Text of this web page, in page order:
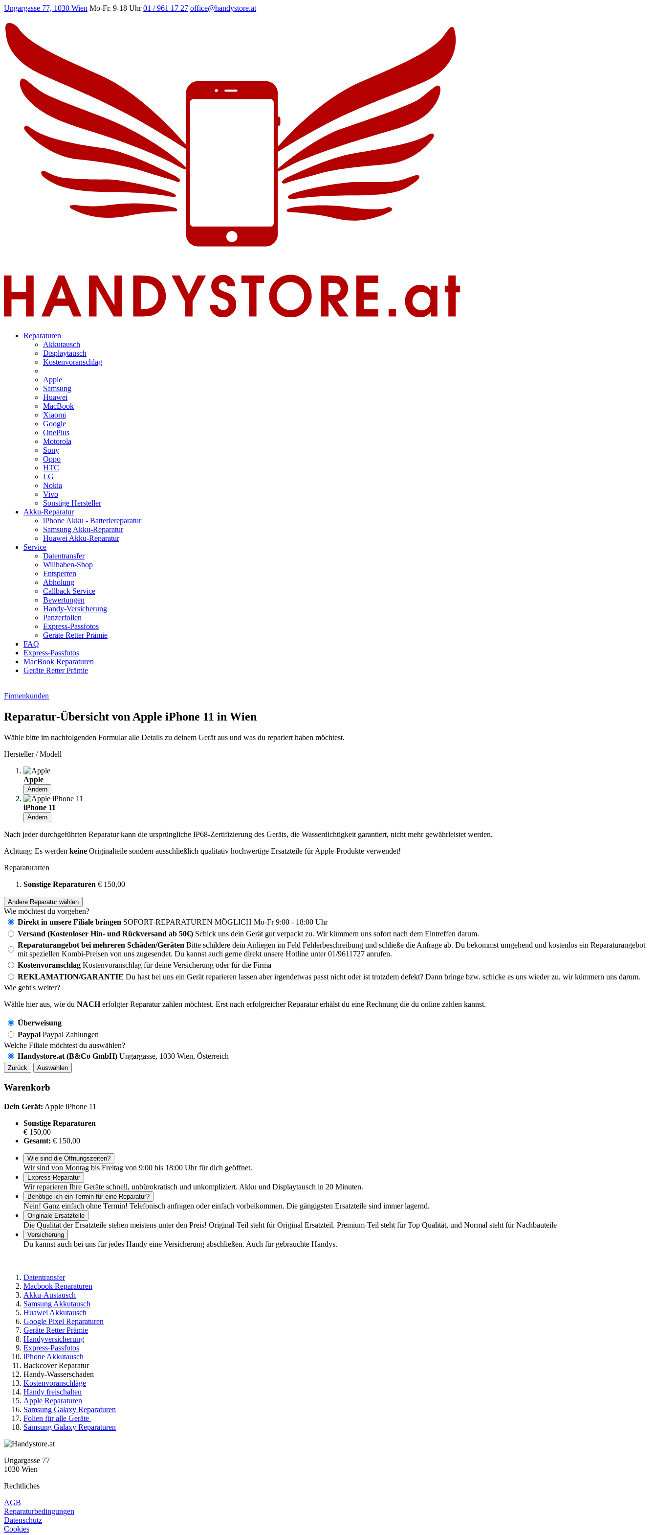
Ungargasse 77, 1030 Wien Mo-Fr. 9-18 Uhr 01 / 961 17 27 office@handystore.at
Reparaturen
Akkutausch
Displaytausch
Kostenvoranschlag
Apple
Samsung
Huawei
MacBook
Xiaomi
Google
OnePlus
Motorola
Sony
Oppo
HTC
LG
Nokia
Vivo
Sonstige Hersteller
Akku-Reparatur
iPhone Akku - Batteriereparatur
Samsung Akku-Reparatur
Huawei Akku-Reparatur
Service
Datentransfer
Willhaben-Shop
Entsperren
Abholung
Callback Service
Bewertungen
Handy-Versicherung
Panzerfolien
Express-Passfotos
Geräte Retter Prämie
FAQ
Express-Passfotos
MacBook Reparaturen
Geräte Retter Prämie
Firmenkunden
Reparatur-Übersicht von Apple iPhone 11 in Wien
Wähle bitte im nachfolgenden Formular alle Details zu deinem Gerät aus und was du repariert haben möchtest.
Hersteller / Modell
Apple
Ändern
iPhone 11
Ändern
Nach jeder durchgeführten Reparatur kann die ursprüngliche IP68-Zertifizierung des Geräts, die Wasserdichtigkeit garantiert, nicht mehr gewährleistet werden.
Achtung: Es werden keine Originalteile sondern ausschließlich qualitativ hochwertige Ersatzteile für Apple-Produkte verwendet!
Reparaturarten
Sonstige Reparaturen € 150,00
Andere Reparatur wählen
Wie möchtest du vorgehen?
Direkt in unsere Filiale bringen SOFORT-REPARATUREN MÖGLICH Mo-Fr 9:00 - 18:00 Uhr
Versand (Kostenloser Hin- und Rückversand ab 50€) Schick uns dein Gerät gut verpackt zu. Wir kümmern uns sofort nach dem Eintreffen darum.
Reparaturangebot bei mehreren Schäden/Geräten Bitte schildere dein Anliegen im Feld Fehlerbeschreibung und schließe die Anfrage ab. Du bekommst umgehend und kostenlos ein Reparaturangebot
mit speziellen Kombi-Preisen von uns zugesendet. Du kannst auch gerne direkt unsere Hotline unter 01/9611727 anrufen.
Kostenvoranschlag Kostenvoranschlag für deine Versicherung oder für die Firma
REKLAMATION/GARANTIE Du hast bei uns ein Gerät reparieren lassen aber irgendetwas passt nicht oder ist trotzdem defekt? Dann bringe bzw. schicke es uns wieder zu, wir kümmern uns darum.
Wie geht's weiter?
Wähle hier aus, wie du NACHerfolgter Reparatur zahlen möchtest. Erst nach erfolgreicher Reparatur erhälst du eine Rechnung die du online zahlen kannst.
Überweisung
Paypal Paypal Zahlungen
Welche Filiale möchtest du auswählen?
Handystore.at (B&Co GmbH) Ungargasse, 1030 Wien, Österreich
Zurück Auswählen
Warenkorb
Dein Gerät: Apple iPhone 11
Sonstige Reparaturen
€ 150,00
Gesamt: € 150,00
Wie sind die Öffnungszeiten?
Wir sind von Montag bis Freitag von 9:00 bis 18:00 Uhr für dich geöffnet.
Express-Reparatur
Wir reparieren Ihre Geräte schnell, unbürokratisch und unkompliziert. Akku und Displaytausch in 20 Minuten.
Benötige ich ein Termin für eine Reparatur?
Nein! Ganz einfach ohne Termin! Telefonisch anfragen oder einfach vorbeikommen. Die gängigsten Ersatzteile sind immer lagernd.
Originale Ersatzteile
Die Qualität der Ersatzteile stehen meistens unter den Preis! Original-Teil steht für Original Ersatzteil. Premium-Teil steht für Top Qualität, und Normal steht für Nachbauteile
Versicherung
Du kannst auch bei uns für jedes Handy eine Versicherung abschließen. Auch für gebrauchte Handys.
Datentransfer
Macbook Reparaturen
Akku-Austausch
Samsung Akkutausch
Huawei Akkutausch
Google Pixel Reparaturen
Geräte Retter Prämie
Handyversicherung
Express-Passfotos
iPhone Akkutausch
Backcover Reparatur
Handy-Wasserschaden
Kostenvoranschläge
Handy freischalten
Apple Reparaturen
Samsung Galaxy Reparaturen
Folien für alle Geräte
Samsung Galaxy Reparaturen
Ungargasse 77
1030 Wien
Rechtliches
AGB
Reparaturbedingungen
Datenschutz
Cookies